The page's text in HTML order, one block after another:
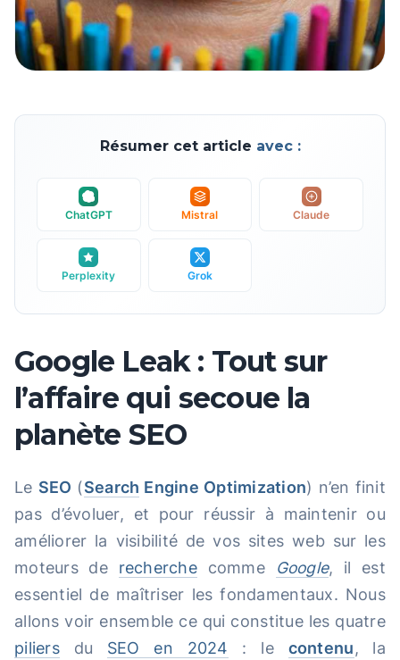
Résumer cet article avec :
ChatGPT Mistral Claude
Perplexity Grok
Google Leak : Tout sur
l’affaire qui secoue la
planète SEO
Le SEO (Search Engine Optimization) n’en finit
pas d’évoluer, et pour réussir à maintenir ou
améliorer la visibilité de vos sites web sur les
moteurs de recherche comme Google, il est
essentiel de maîtriser les fondamentaux. Nous
allons voir ensemble ce qui constitue les quatre
piliersdu SEO en 2024 : le contenu, la